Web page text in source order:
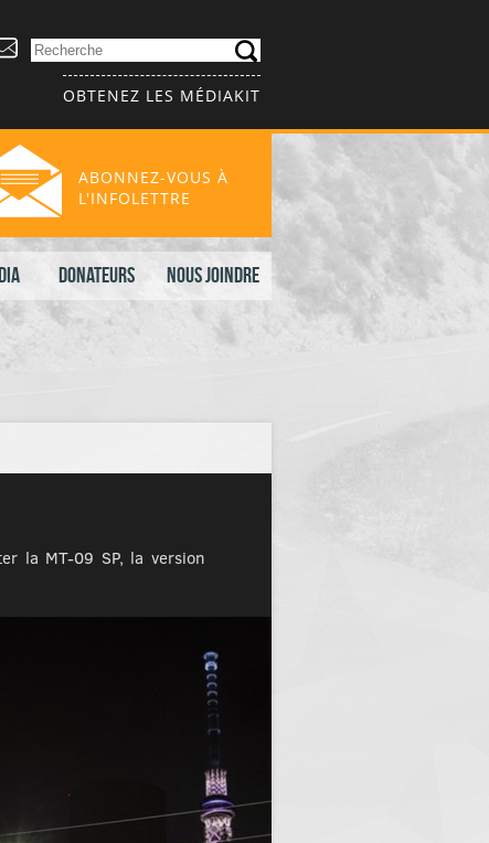
OBTENEZ LES MÉDIAKIT
Donateurs Nous joindre
ABONNEZ-VOUS À
L'INFOLETTRE
la MT-09 SP, la version